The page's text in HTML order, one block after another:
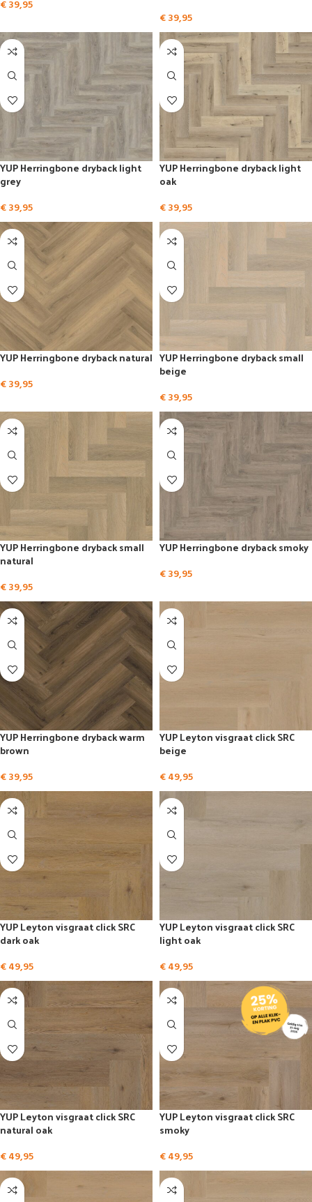
€39,95
€39,95
YUP Herringbone dryback light
grey
€39,95
YUP Herringbone dryback light
oak
€39,95
YUP Herringbone dryback natural
€39,95
YUP Herringbone dryback small
beige
€39,95
YUP Herringbone dryback small
natural
€39,95
YUP Herringbone dryback smoky
€39,95
YUP Herringbone dryback warm
brown
€39,95
YUP Leyton visgraat click SRC
beige
€49,95
YUP Leyton visgraat click SRC
dark oak
€49,95
YUP Leyton visgraat click SRC
light oak
€49,95
YUP Leyton visgraat click SRC
natural oak
€49,95
YUP Leyton visgraat click SRC
smoky
€49,95